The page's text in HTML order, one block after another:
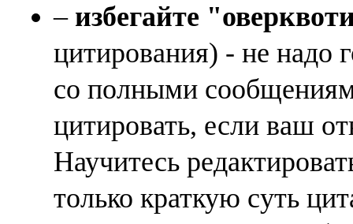
– избегайте
цитирования) - не надо
со полными
цитировать, если ваш
Научитесь
только краткую суть